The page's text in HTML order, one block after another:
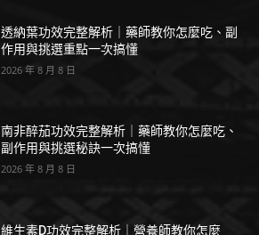
透納葉功效完整解析｜藥師教你怎麼吃、副
作用與挑選重點一次搞懂
2026 年 8 月 8 日
南非醉茄功效完整解析｜藥師教你怎麼吃、
副作用與挑選秘訣一次搞懂
2026 年 8 月 8 日
維生素D功效完整解析｜營養師教你怎麼